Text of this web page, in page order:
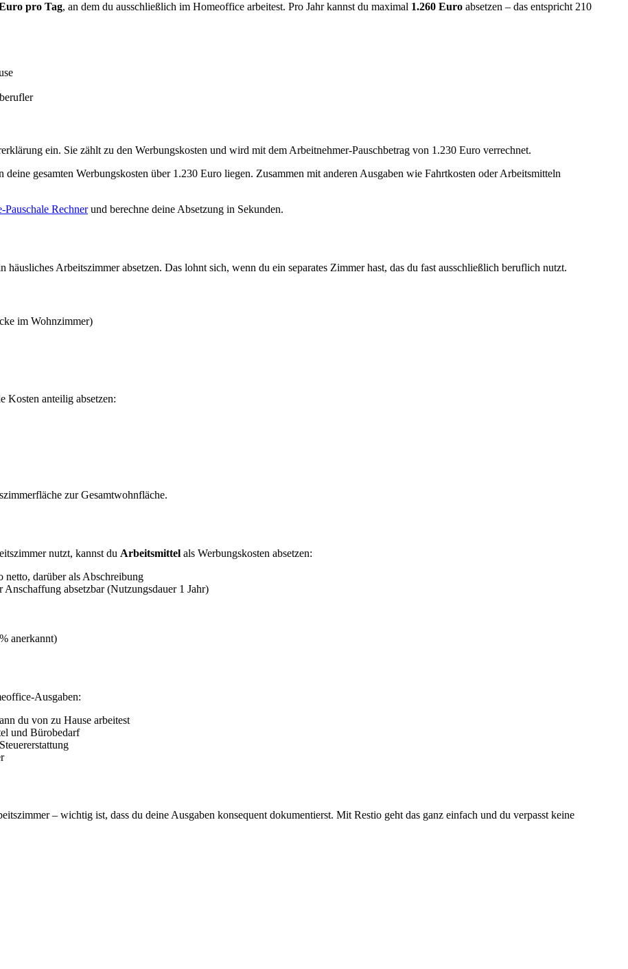
pro Tag, an dem du ausschließlich im Homeoffice arbeitest. Pro Jahr kannst du maximal 1.260 Euro absetzen – das entspricht 210
ein. Sie zählt zu den Werbungskosten und wird mit dem Arbeitnehmer-Pauschbetrag von 1.230 Euro verrechnet.
gesamten Werbungskosten über 1.230 Euro liegen. Zusammen mit anderen Ausgaben wie Fahrtkosten oder Arbeitsmitteln
Pauschale Rechnerund berechne deine Absetzung in Sekunden.
häusliches Arbeitszimmer absetzen. Das lohnt sich, wenn du ein separates Zimmer hast, das du fast ausschließlich beruflich nutzt.
im Wohnzimmer)
Kosten anteilig absetzen:
zur Gesamtwohnfläche.
nutzt, kannst du Arbeitsmittel als Werbungskosten absetzen:
netto, darüber als Abschreibung
Anschaffung absetzbar (Nutzungsdauer 1 Jahr)
anerkannt)
Ausgaben:
du von zu Hause arbeitest
und Bürobedarf
– wichtig ist, dass du deine Ausgaben konsequent dokumentierst. Mit Restio geht das ganz einfach und du verpasst keine